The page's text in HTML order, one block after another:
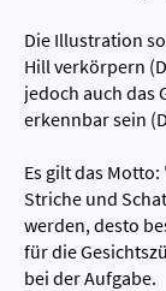
Die Illustration
Hill verkörpern
jedoch auch das
erkennbar sein
Es gilt das
Striche und
werden, desto
für die
bei der Aufgabe.